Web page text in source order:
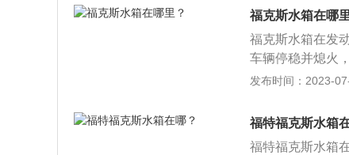
剂；启动发动机
险杠卸下。拆卸
间慢慢拆卸，切
剂随着冷却液一
福克斯水箱在哪
福克斯水箱在发
车辆停稳并熄火
启动发动机，直
间慢慢拆卸，切
清洗剂随着冷却
发布时间：2023-
福特福克斯水箱
福特福克斯水箱